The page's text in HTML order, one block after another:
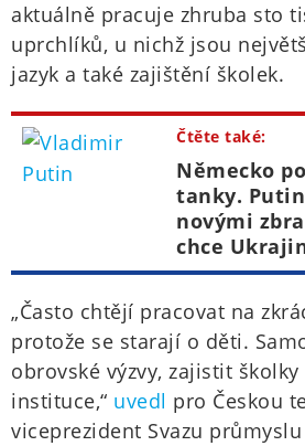
aktuálně pracuje zhruba sto
uprchlíků, u nichž jsou
jazyk a také zajištění školek.
Čtěte také:
Německo
tanky.
novými
chce
„Často chtějí pracovat na
protože se starají o děti.
obrovské výzvy, zajistit
instituce,“ uvedl pro Českou
viceprezident Svazu průmyslu